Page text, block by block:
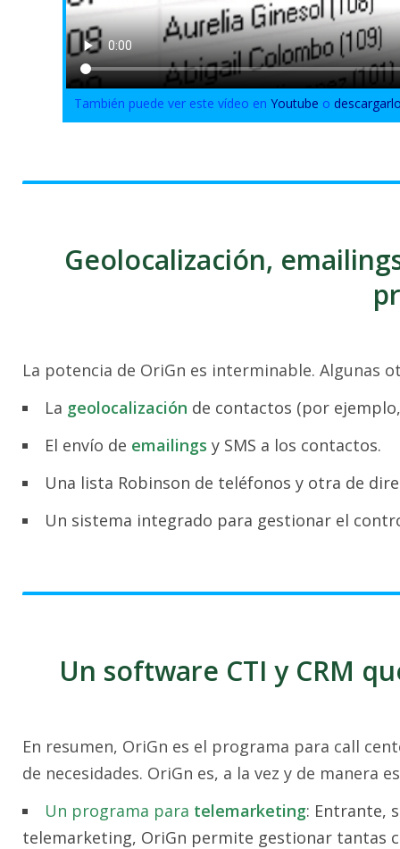
También puede ver este vídeo enYoutube o
Geolocalización,
La potencia de OriGn es interminable. Algunas
La geolocalización de contactos (por
El envío de emailings y SMS a los contactos.
Una lista Robinson de teléfonos y otra de
Un sistema integrado para gestionar el
Un software CTI y CRM
En resumen, OriGn es el programa para call
de necesidades. OriGn es, a la vez y de manera
Un programa para telemarketing: Entrante,
telemarketing, OriGn permite gestionar tantas